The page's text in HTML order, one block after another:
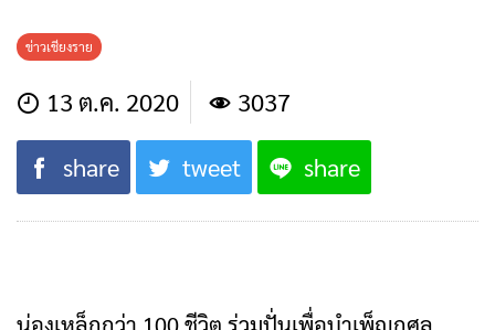
ข่าวเชียงราย
13 ต.ค. 2020 3037
share tweet share